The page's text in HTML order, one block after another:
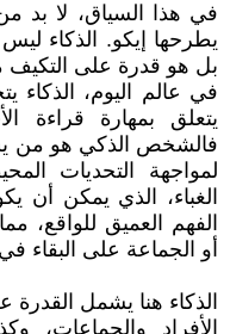
في هذا السياق، لا بد
يطرحها إيكو. الذكاء
بل هو قدرة على التكيف
في عالم اليوم، الذكاء
يتعلق بمهارة قراءة
فالشخص الذكي هو من
لمواجهة التحديات
الغباء، الذي يمكن أن
الفهم العميق للواقع،
أو الجماعة على البقاء
الذكاء هنا يشمل القدرة
الأفراد والجماعات،